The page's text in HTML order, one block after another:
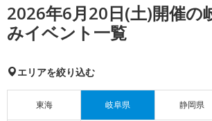
2026年6月20日(土)開催の
みイベント一覧
エリアを絞り込む
東海 岐阜県 静岡県